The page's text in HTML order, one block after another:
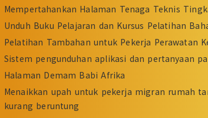
Mempertahankan Halaman Tenaga Teknis
Unduh Buku Pelajaran dan Kursus Pelatihan
Pelatihan Tambahan untuk Pekerja Perawatan
Sistem pengunduhan aplikasi dan pertanyaan
Halaman Demam Babi Afrika
Menaikkan upah untuk pekerja migran rumah
kurang beruntung